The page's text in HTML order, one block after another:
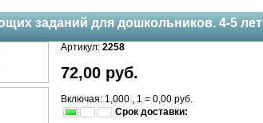
заданий для дошкольников. 4-5 лет
Артикул: 2258
72,00 руб.
Включая: 1,000 , 1 = 0,00руб.
Срок доставки: